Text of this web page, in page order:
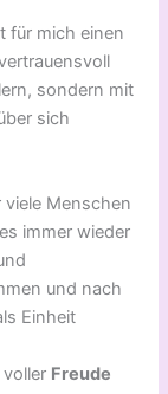
für mich einen
sondern mit
sich
Menschen
immer wieder
und nach
Einheit
Freude